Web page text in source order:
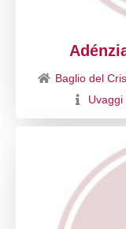
Baglio del
Uvaggi